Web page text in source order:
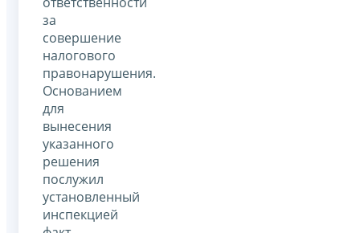
за
совершение
налогового
правонарушения.
Основанием
для
вынесения
указанного
решения
послужил
установленный
инспекцией